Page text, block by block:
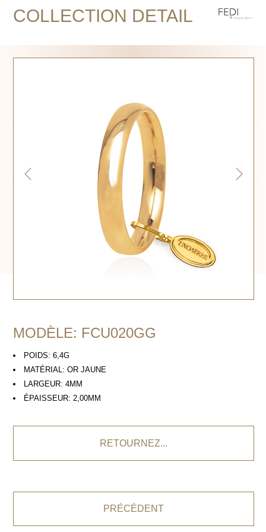
COLLECTION DETAIL
MODÈLE: FCU020GG
POIDS: 6,4G
MATÉRIAL: OR JAUNE
LARGEUR: 4MM
ÉPAISSEUR: 2,00MM
RETOURNEZ...
PRÉCÉDENT